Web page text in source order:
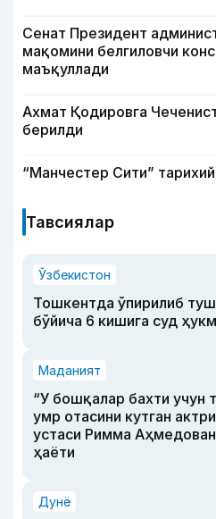
Сенат Президент
мақомини белгиловчи
маъқуллади
Ахмат Қодировга
берилди
“Манчестер Сити”
Тавсиялар
Ўзбекистон
Тошкентда ўпирилиб
бўйича 6 кишига суд
Маданият
“У бошқалар бахти учун
умр отасини кутган
устаси Римма
ҳаёти
Дунё